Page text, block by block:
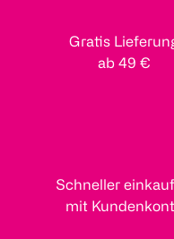
Gratis
ab 49 €
Schneller
mit